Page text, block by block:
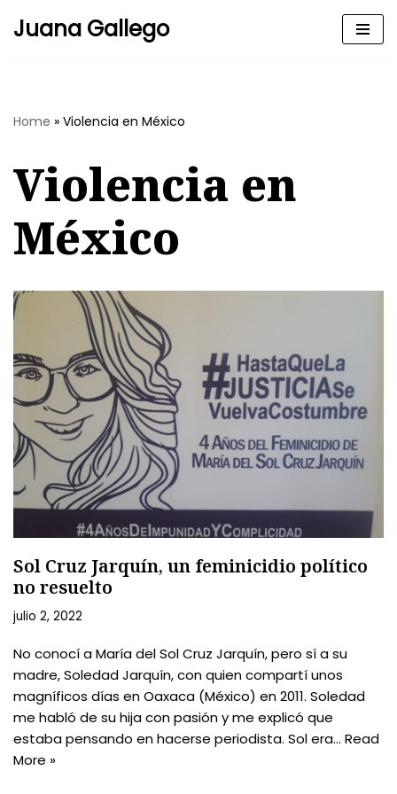
Juana Gallego
Home » Violencia en México
Violencia en
México
Sol Cruz Jarquín, un feminicidio político
no resuelto
julio 2, 2022
No conocí a María del Sol Cruz Jarquín, pero sí a su
madre, Soledad Jarquín, con quien compartí unos
magníficos días en Oaxaca (México) en 2011. Soledad
me habló de su hija con pasión y me explicó que
estaba pensando en hacerse periodista. Sol era… Read
More »